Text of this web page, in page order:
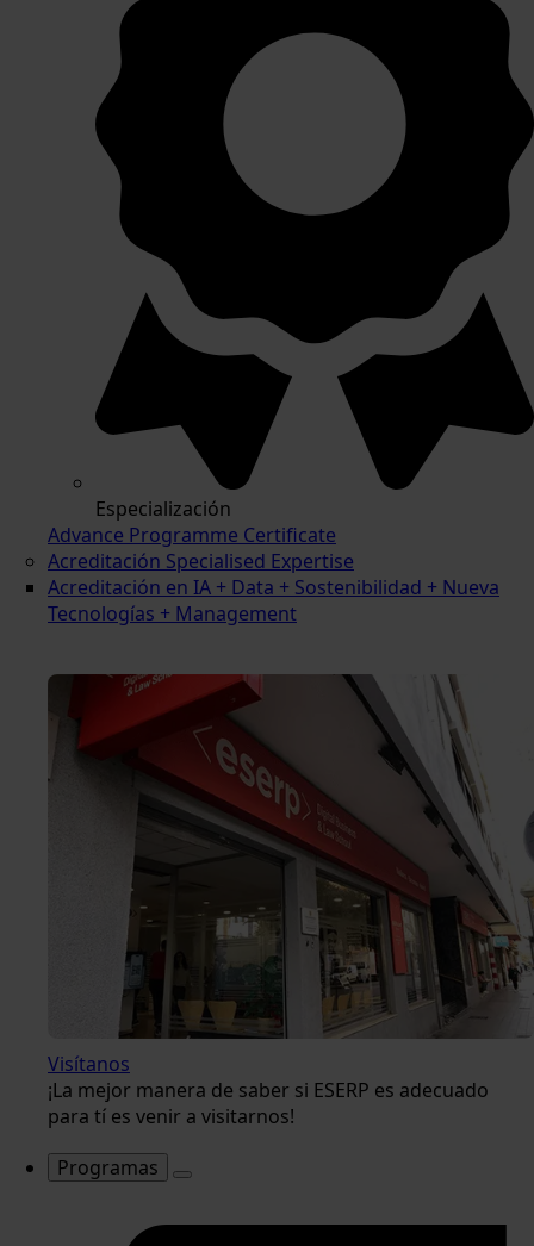
Especialización
Advance Programme Certificate
Acreditación Specialised Expertise
Acreditación en IA + Data + Sostenibilidad + Nueva
Tecnologías + Management
Visítanos
¡La mejor manera de saber si ESERP es adecuado
para tí es venir a visitarnos!
Programas